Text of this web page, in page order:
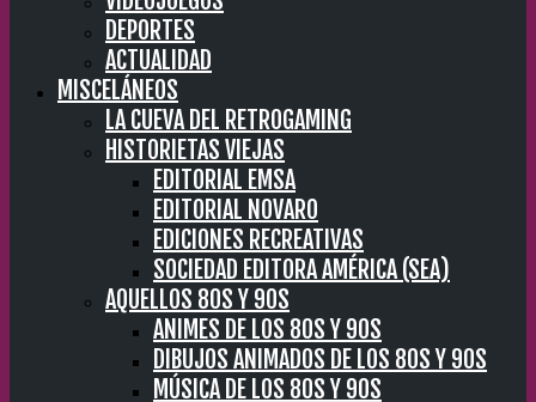
DEPORTES
ACTUALIDAD
MISCELÁNEOS
LA CUEVA DEL RETROGAMING
HISTORIETAS VIEJAS
EDITORIAL EMSA
EDITORIAL NOVARO
EDICIONES RECREATIVAS
SOCIEDAD EDITORA AMÉRICA (SEA)
AQUELLOS 80S Y 90S
ANIMES DE LOS 80S Y 90S
DIBUJOS ANIMADOS DE LOS 80S Y 90S
MÚSICA DE LOS 80S Y 90S